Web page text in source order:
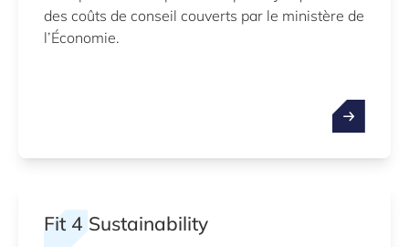
des coûts de conseil couverts par le ministère de
l’Économie.
Fit 4 Sustainability